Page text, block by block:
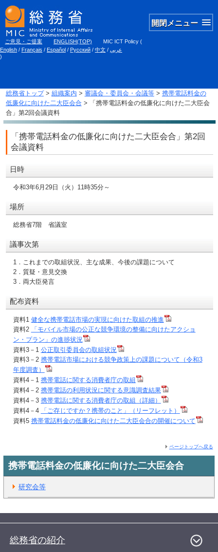
開閉メニュー
ご意見・ご提案 ENGLISH(TOP) MIC ICT Policy (
English / Français / Español / Русский / 中文 / عربي
)
総務省トップ> 組織案内 > 審議会・委員会・会議等> 携帯電話料金の
低廉化に向けた二大臣会合> 「携帯電話料金の低廉化に向けた二大臣会
合」第2回会議資料
「携帯電話料金の低廉化に向けた二大臣会合」第2回
会議資料
日時
令和3年6月29日（火）11時35分～
場所
総務省7階 省議室
議事次第
1．これまでの取組状況、主な成果、今後の課題について
2．質疑・意見交換
3．両大臣発言
配布資料
資料1 健全な携帯電話市場の実現に向けた取組の推進
資料2
「モバイル市場の公正な競争環境の整備に向けたアクショ
ン・プラン」の進捗状況
資料3－1 公正取引委員会の取組状況
資料3－2 携帯電話市場における競争政策上の課題について（令和3
年度調査）
資料4－1 携帯電話に関する消費者庁の取組
資料4－2 携帯電話の利用状況に関する意識調査結果
資料4－3 携帯電話に関する消費者庁の取組（詳細）
資料4－4
「ご存じですか？携帯のこと」（リーフレット）
資料5 携帯電話料金の低廉化に向けた二大臣会合の開催について
ページトップへ戻る
携帯電話料金の低廉化に向けた二大臣会合
研究会等
総務省の紹介